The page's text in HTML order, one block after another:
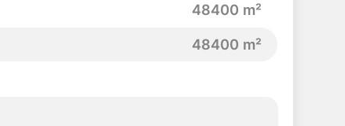
48400 m²
48400 m²